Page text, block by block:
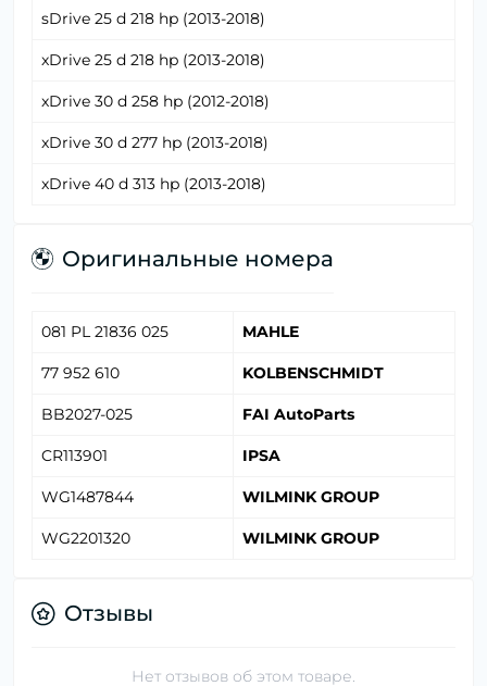
sDrive 25 d 218 hp (2013-2018)
xDrive 25 d 218 hp (2013-2018)
xDrive 30 d 258 hp (2012-2018)
xDrive 30 d 277 hp (2013-2018)
xDrive 40 d 313 hp (2013-2018)
Оригинальные номера
081 PL 21836 025 MAHLE
77 952 610 KOLBENSCHMIDT
BB2027-025 FAI AutoParts
CR113901 IPSA
WG1487844 WILMINK GROUP
WG2201320 WILMINK GROUP
Отзывы
Нет отзывов об этом товаре.